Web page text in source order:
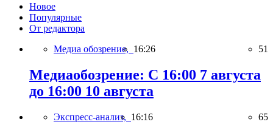
Новое
Популярные
От редактора
Медиа обозрение, 16:26 51
Медиаобозрение: С 16:00 7 августа
до 16:00 10 августа
Экспресс-анализ, 16:16 65